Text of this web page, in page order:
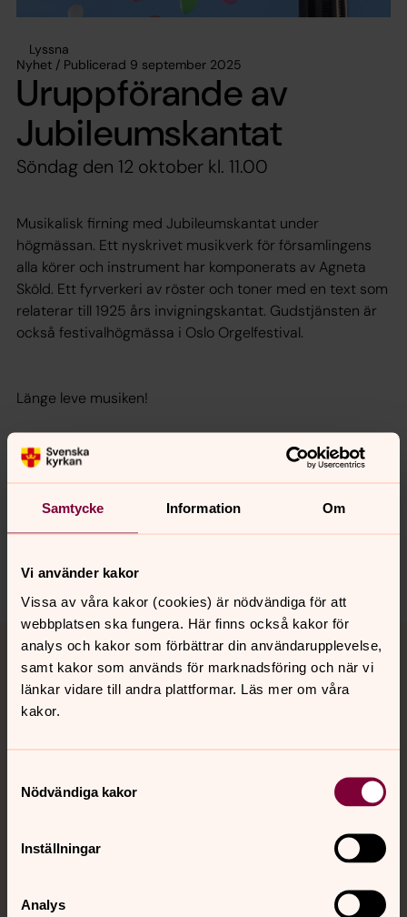
Samtycke Information Om
Vi använder kakor
Vissa av våra kakor (cookies) är nödvändiga för att
webbplatsen ska fungera. Här finns också kakor för
analys och kakor som förbättrar din användarupplevelse,
samt kakor som används för marknadsföring och när vi
länkar vidare till andra plattformar. Läs mer om våra
kakor.
Nödvändiga kakor
Inställningar
Analys
Lyssna
Nyhet / Publicerad 9 september 2025
Uruppförande av
Jubileumskantat
Söndag den 12 oktober kl. 11.00
Musikalisk firning med Jubileumskantat under
högmässan. Ett nyskrivet musikverk för församlingens
alla körer och instrument har komponerats av Agneta
Sköld. Ett fyrverkeri av röster och toner med en text som
relaterar till 1925 års invigningskantat. Gudstjänsten är
också festivalhögmässa i Oslo Orgelfestival.
Länge leve musiken!
Synpunkter eller frågor på sidans
innehåll?
oslo@svenskakyrkan.se
Dela
Tillbaka till toppen
Tillbaka till innehållet
Kontakt
Kalender
Hitta snabbt